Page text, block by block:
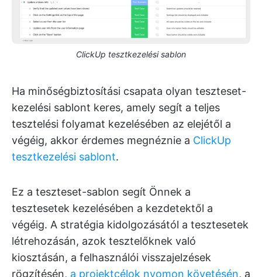
ClickUp tesztkezelési sablon
Ha minőségbiztosítási csapata olyan teszteset-
kezelési sablont keres, amely segít a teljes
tesztelési folyamat kezelésében az elejétől a
végéig, akkor érdemes megnéznie a ClickUp
tesztkezelési sablont.
Ez a teszteset-sablon segít Önnek a
tesztesetek kezelésében a kezdetektől a
végéig. A stratégia kidolgozásától a tesztesetek
létrehozásán, azok tesztelőknek való
kiosztásán, a felhasználói visszajelzések
rögzítésén, a projektcélok nyomon követésén, a